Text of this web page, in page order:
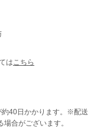
は こちら
約40日かかります。※配送
合がございます。